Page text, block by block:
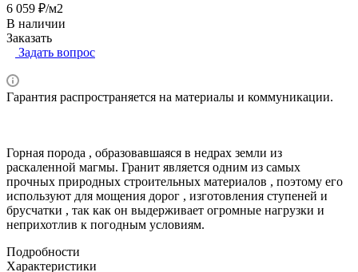
6 059 ₽/м2
В наличии
Заказать
Задать вопрос
Гарантия распространяется на материалы и коммуникации.
Горная порода , образовавшаяся в недрах земли из
раскаленной магмы. Гранит является одним из самых
прочных природных строительных материалов , поэтому его
используют для мощения дорог , изготовления ступеней и
брусчатки , так как он выдерживает огромные нагрузки и
неприхотлив к погодным условиям.
Подробности
Характеристики